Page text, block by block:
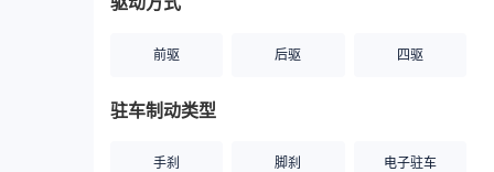
前驱 后驱 四驱
驻车制动类型
手刹 脚刹 电子驻车